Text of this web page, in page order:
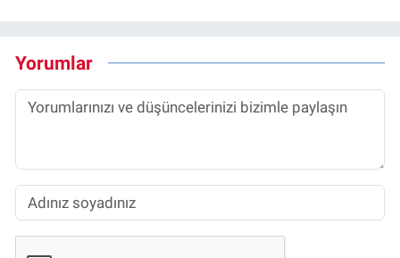
Yorumlar